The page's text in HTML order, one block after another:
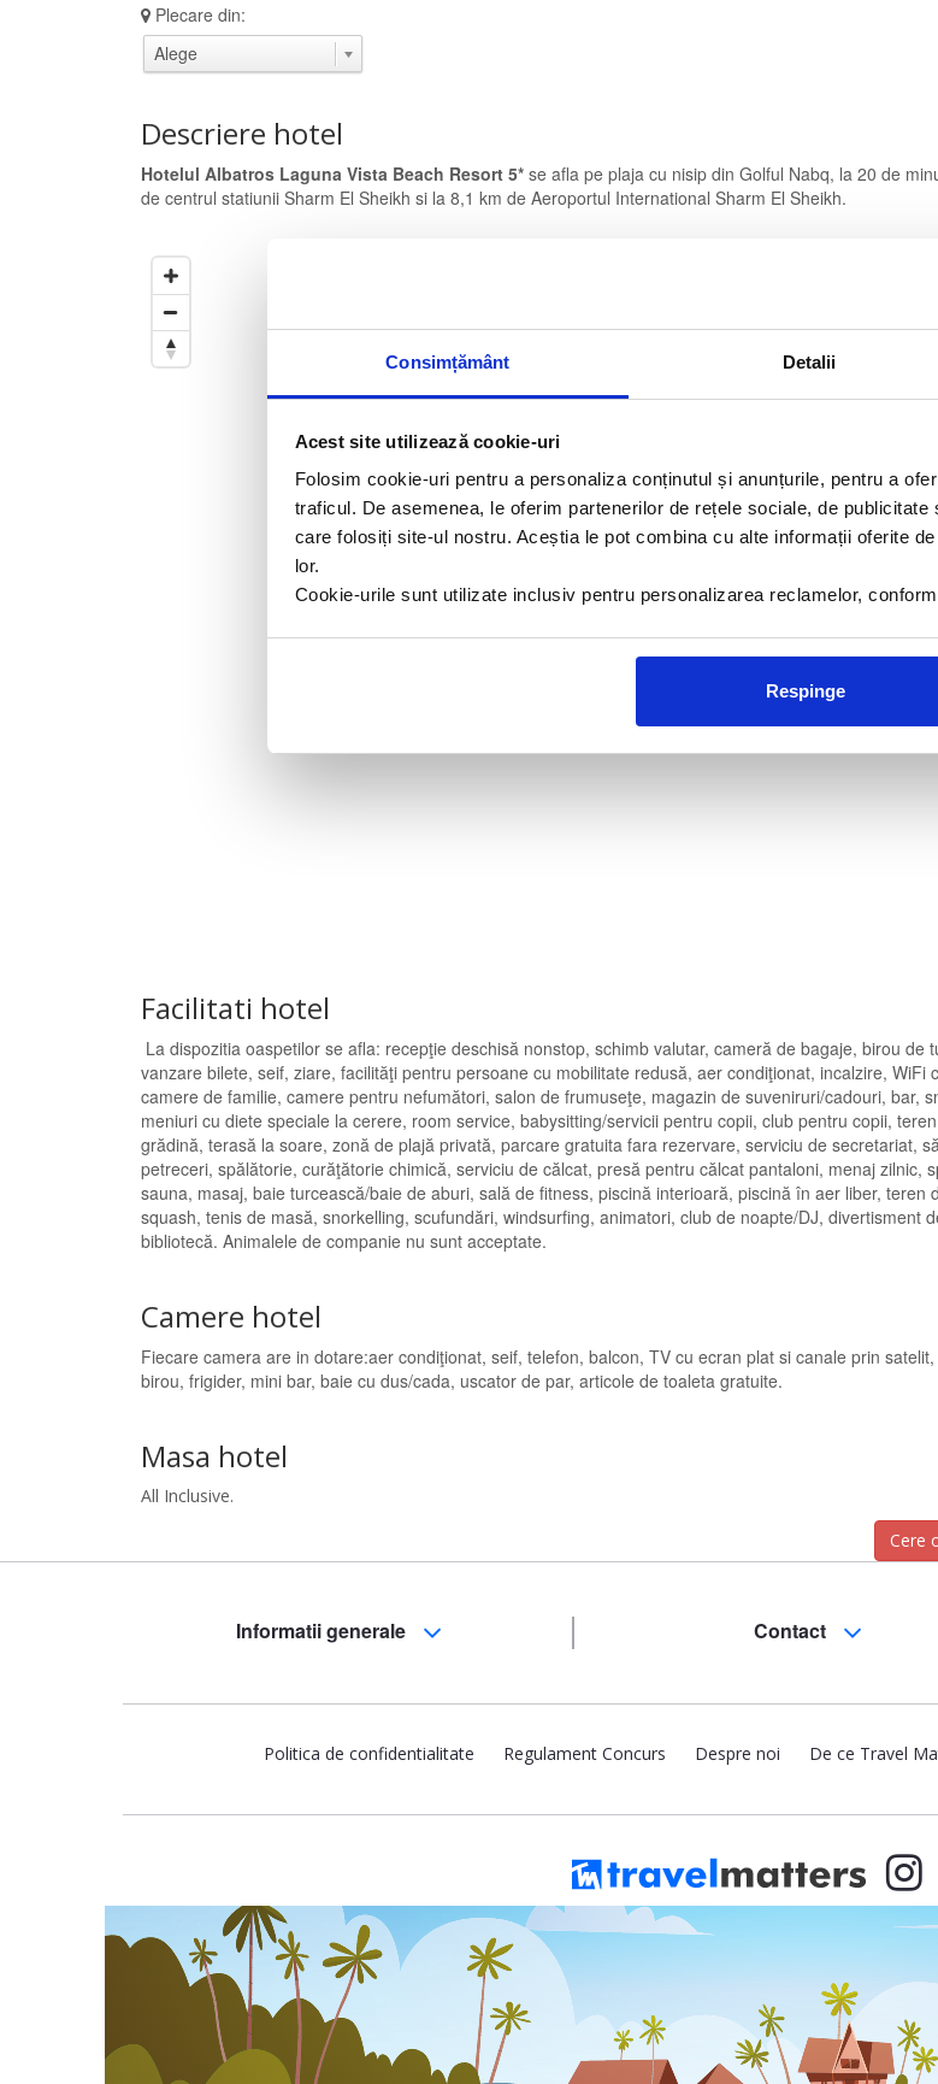
Consimțământ Detalii
Acest site utilizează cookie-uri
Folosim cookie-uri pentru a personaliza conținutul și anunțurile, pentru a
traficul. De asemenea, le oferim partenerilor de rețele sociale, de
care folosiți site-ul nostru. Aceștia le pot combina cu alte informații oferite
lor.
Cookie-urile sunt utilizate inclusiv pentru personalizarea reclamelor, conform
Respinge
Plecare din:
Descriere hotel
Hotelul Albatros Laguna Vista Beach Resort 5* se afla pe plaja cu nisip din Golful Nabq, la 20 de
de centrul statiunii Sharm El Sheikh si la 8,1 km de Aeroportul International Sharm El Sheikh.
Hotelul Albatros Laguna Vista
Beach Resort 5*se afla pe
plaja cu nisip din Golful Nabq,
Facilitati hotel
La dispozitia oaspetilor se afla: recepţie deschisă nonstop, schimb valutar, cameră de bagaje, birou de
vanzare bilete, seif, ziare, facilităţi pentru persoane cu mobilitate redusă, aer condiţionat, incalzire, WiFi
camere de familie, camere pentru nefumători, salon de frumuseţe, magazin de suveniruri/cadouri, bar,
meniuri cu diete speciale la cerere, room service, babysitting/servicii pentru copii, club pentru copii,
grădină, terasă la soare, zonă de plajă privată, parcare gratuita fara rezervare, serviciu de secretariat,
petreceri, spălătorie, curăţătorie chimică, serviciu de călcat, presă pentru călcat pantaloni, menaj zilnic,
sauna, masaj, baie turcească/baie de aburi, sală de fitness, piscină interioară, piscină în aer liber, teren
squash, tenis de masă, snorkelling, scufundări, windsurfing, animatori, club de noapte/DJ, divertisment
bibliotecă. Animalele de companie nu sunt acceptate.
Camere hotel
Fiecare camera are in dotare:aer condiţionat, seif, telefon, balcon, TV cu ecran plat si canale prin
birou, frigider, mini bar, baie cu dus/cada, uscator de par, articole de toaleta gratuite.
Masa hotel
All Inclusive.
Cere
Informatii generale Contact
Politica de confidentialitate Regulament Concurs Despre noi De ce Travel